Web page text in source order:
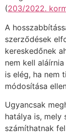
(203/2022.
A
szerződések
kereskedőnek
nem kell
is elég, ha nem
módosítása
Ugyancsak
hatálya is, mely
számíthatnak